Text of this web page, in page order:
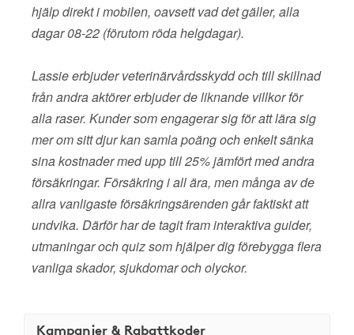
hjälp direkt i mobilen, oavsett vad det gäller, alla
dagar 08-22 (förutom röda helgdagar).
Lassie erbjuder veterinärvårdsskydd och till skillnad
från andra aktörer erbjuder de liknande villkor för
alla raser. Kunder som engagerar sig för att lära sig
mer om sitt djur kan samla poäng och enkelt sänka
sina kostnader med upp till 25% jämfört med andra
försäkringar. Försäkring i all ära, men många av de
allra vanligaste försäkringsärenden går faktiskt att
undvika. Därför har de tagit fram interaktiva guider,
utmaningar och quiz som hjälper dig förebygga flera
vanliga skador, sjukdomar och olyckor.
Kampanjer & Rabattkoder